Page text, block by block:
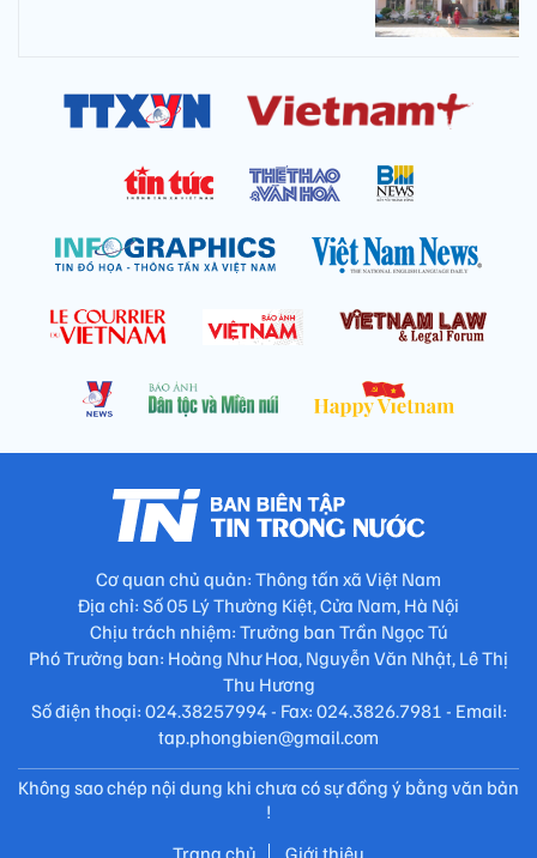
Cơ quan chủ quản: Thông tấn xã Việt Nam
Địa chỉ: Số 05 Lý Thường Kiệt, Cửa Nam, Hà Nội
Chịu trách nhiệm: Trưởng ban Trần Ngọc Tú
Phó Trưởng ban: Hoàng Như Hoa, Nguyễn Văn Nhật, Lê Thị
Thu Hương
Số điện thoại: 024.38257994 - Fax: 024.3826.7981 - Email:
tap.phongbien@gmail.com
Không sao chép nội dung khi chưa có sự đồng ý bằng văn bản
!